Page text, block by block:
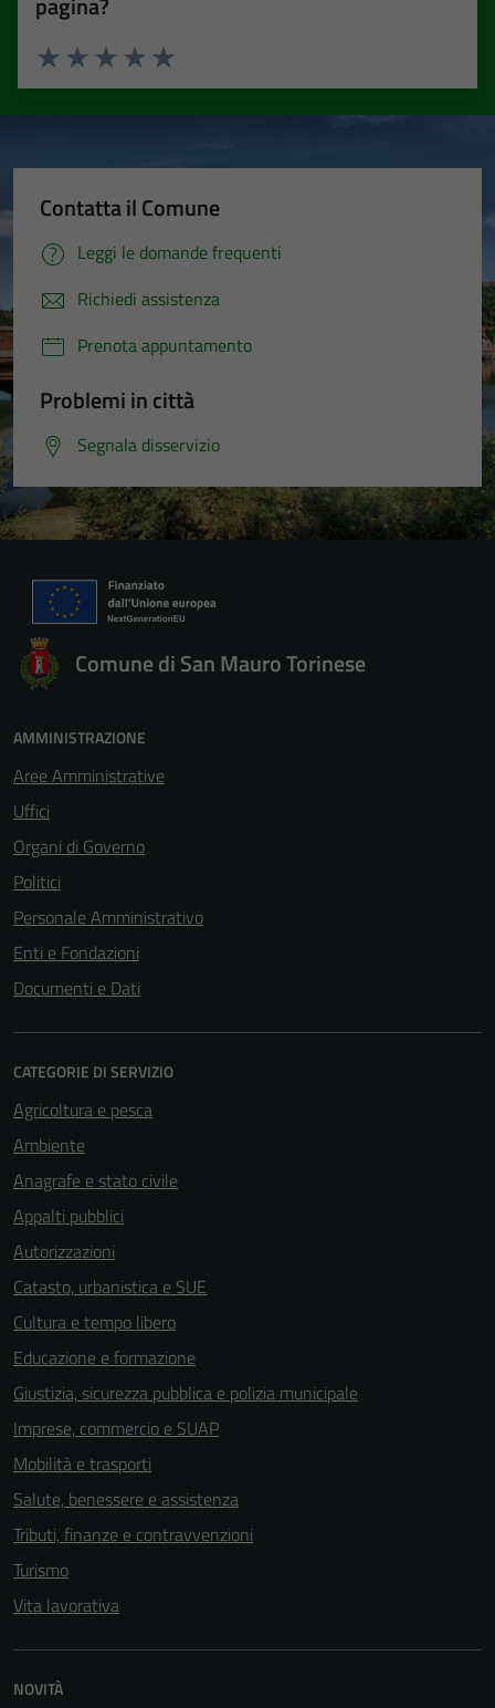
Valuta 5 stelle su 5
Valuta 4 stelle su 5
Valuta 3 stelle su 5
Valuta 2 stelle su 5
Valuta 1 stelle su 5
Contatta il Comune
Leggi le domande frequenti
Richiedi assistenza
Prenota appuntamento
Problemi in città
Segnala disservizio
Comune di San Mauro Torinese
AMMINISTRAZIONE
Aree Amministrative
Uffici
Organi di Governo
Politici
Personale Amministrativo
Enti e Fondazioni
Documenti e Dati
CATEGORIE DI SERVIZIO
Agricoltura e pesca
Ambiente
Anagrafe e stato civile
Appalti pubblici
Autorizzazioni
Catasto, urbanistica e SUE
Cultura e tempo libero
Educazione e formazione
Giustizia, sicurezza pubblica e polizia municipale
Imprese, commercio e SUAP
Mobilità e trasporti
Salute, benessere e assistenza
Tributi, finanze e contravvenzioni
Turismo
Vita lavorativa
NOVITÀ